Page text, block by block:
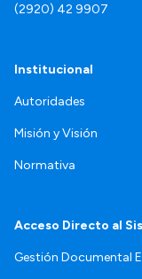
(2920) 42 9907
Institucional
Autoridades
Misión y Visión
Normativa
Acceso Directo al
Gestión Documental